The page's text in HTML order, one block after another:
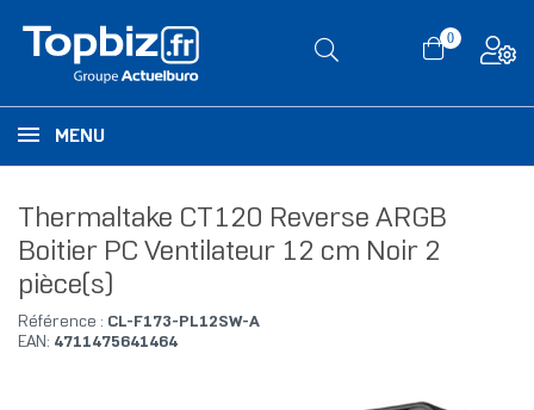
0
MENU
Thermaltake CT120 Reverse ARGB
Boitier PC Ventilateur 12 cm Noir 2
pièce(s)
Référence : CL-F173-PL12SW-A
EAN: 4711475641464